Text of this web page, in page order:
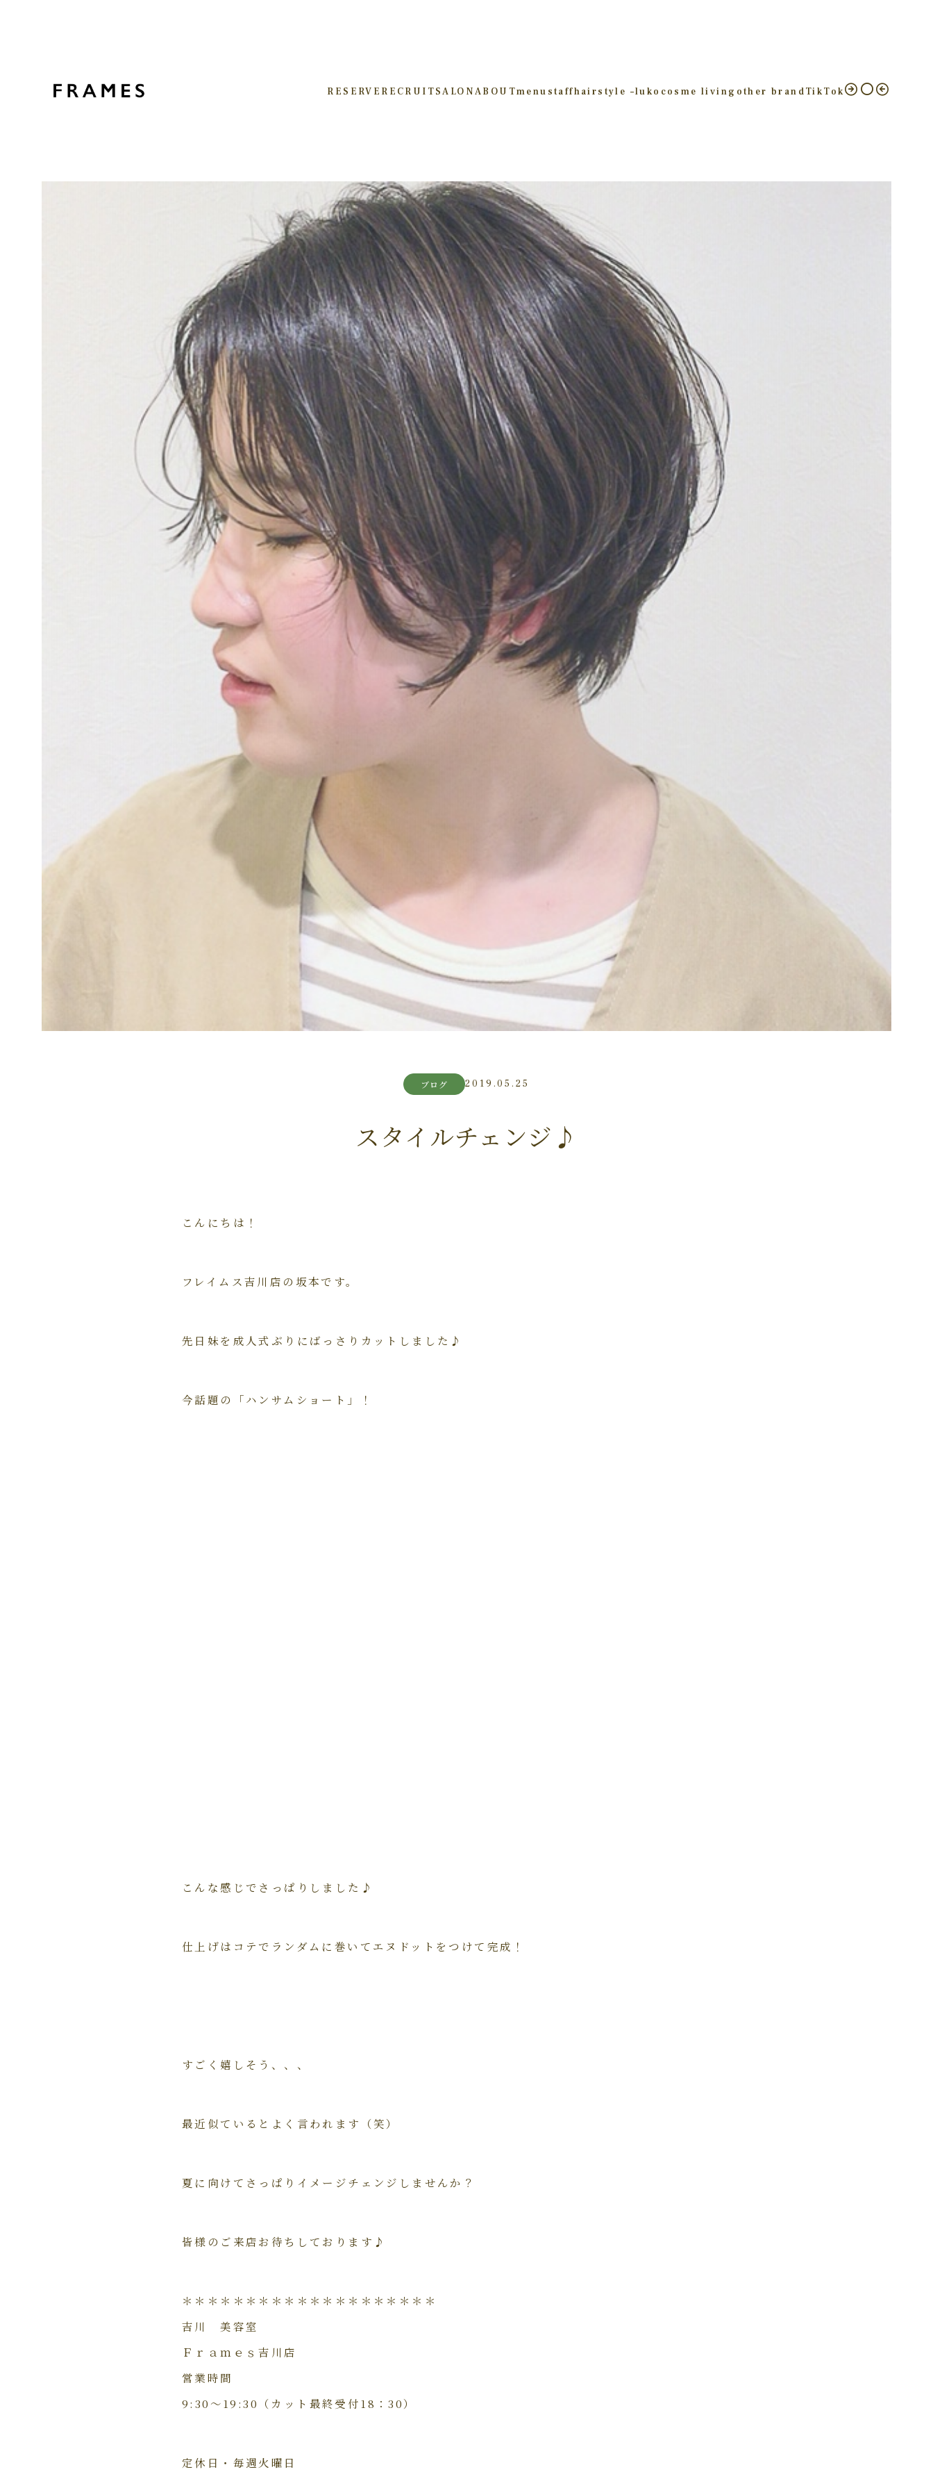
RESERVE RECRUITSALONABOUTmenu staffhairstyle –luko cosme living other brandTikTok
ブログ 2019.05.25
スタイルチェンジ♪
こんにちは！
フレイムス吉川店の坂本です。
先日妹を成人式ぶりにばっさりカットしました♪
今話題の「ハンサムショート」！
こんな感じでさっぱりしました♪
仕上げはコテでランダムに巻いてエヌドットをつけて完成！
すごく嬉しそう、、、
最近似ているとよく言われます（笑）
夏に向けてさっぱりイメージチェンジしませんか？
皆様のご来店お待ちしております♪
＊＊＊＊＊＊＊＊＊＊＊＊＊＊＊＊＊＊＊＊
吉川 美容室
Ｆｒａｍｅｓ吉川店
営業時間
9:30～19:30（カット最終受付18：30）
定休日・毎週火曜日